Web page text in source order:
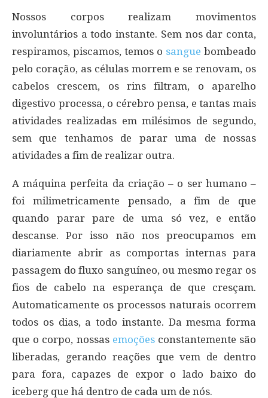
Nossos corpos realizam movimentos
involuntários a todo instante. Sem nos dar conta,
respiramos, piscamos, temos o sangue bombeado
pelo coração, as células morrem e se renovam, os
cabelos crescem, os rins filtram, o aparelho
digestivo processa, o cérebro pensa, e tantas mais
atividades realizadas em milésimos de segundo,
sem que tenhamos de parar uma de nossas
atividades a fim de realizar outra.
A máquina perfeita da criação – o ser humano –
foi milimetricamente pensado, a fim de que
quando parar pare de uma só vez, e então
descanse. Por isso não nos preocupamos em
diariamente abrir as comportas internas para
passagem do fluxo sanguíneo, ou mesmo regar os
fios de cabelo na esperança de que cresçam.
Automaticamente os processos naturais ocorrem
todos os dias, a todo instante. Da mesma forma
que o corpo, nossas emoções constantemente são
liberadas, gerando reações que vem de dentro
para fora, capazes de expor o lado baixo do
iceberg que há dentro de cada um de nós.